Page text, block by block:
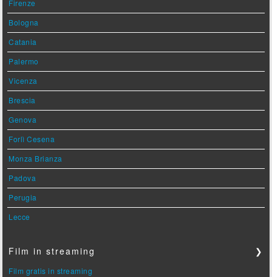
Firenze
Bologna
Catania
Palermo
Vicenza
Brescia
Genova
Forlì Cesena
Monza Brianza
Padova
Perugia
Lecce
Film in streaming ❯
Film gratis in streaming